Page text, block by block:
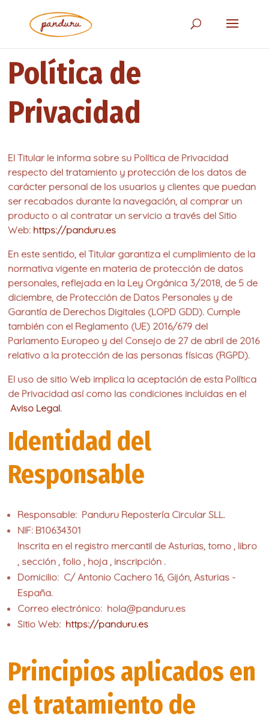
content
Política de
Privacidad
El Titular le informa sobre su Política de Privacidad
respecto del tratamiento y protección de los datos de
carácter personal de los usuarios y clientes que puedan
ser recabados durante la navegación, al comprar un
producto o al contratar un servicio a través del Sitio
Web: https://panduru.es
En este sentido, el Titular garantiza el cumplimiento de la
normativa vigente en materia de protección de datos
personales, reflejada en la Ley Orgánica 3/2018, de 5 de
diciembre, de Protección de Datos Personales y de
Garantía de Derechos Digitales (LOPD GDD). Cumple
también con el Reglamento (UE) 2016/679 del
Parlamento Europeo y del Consejo de 27 de abril de 2016
relativo a la protección de las personas físicas (RGPD).
El uso de sitio Web implica la aceptación de esta Política
de Privacidad así como las condiciones incluidas en el
Aviso Legal.
Identidad del
Responsable
Responsable: Panduru Repostería Circular SLL.
NIF: B10634301
Inscrita en el registro mercantil de Asturias, tomo , libro
, sección , folio , hoja , inscripción .
Domicilio: C/ Antonio Cachero 16, Gijón, Asturias -
España.
Correo electrónico: hola@panduru.es
Sitio Web: https://panduru.es
Principios aplicados en
el tratamiento de